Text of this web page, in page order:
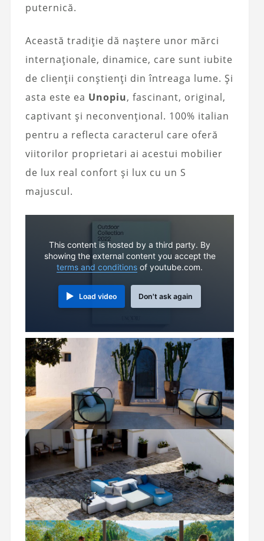
puternică.
Această tradiție dă naștere unor mărci
internaționale, dinamice, care sunt iubite
de clienții conștienți din întreaga lume. Și
asta este ea Unopiu, fascinant, original,
captivant și neconvențional. 100% italian
pentru a reflecta caracterul care oferă
viitorilor proprietari ai acestui mobilier
de lux real confort și lux cu un S
majuscul.
This content is hosted by a third party. By
showing the external content you accept the
terms and conditions of youtube.com.
Load video Don't ask again